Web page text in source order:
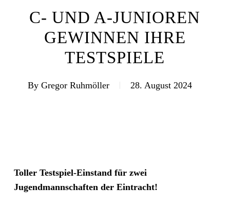
C- UND A-JUNIOREN
GEWINNEN IHRE
TESTSPIELE
By Gregor Ruhmöller 28. August 2024
Toller Testspiel-Einstand für zwei
Jugendmannschaften der Eintracht!